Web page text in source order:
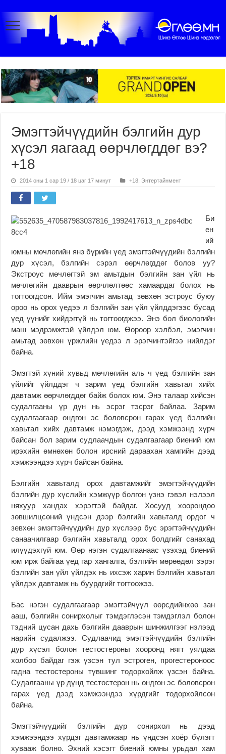
Эмэгтэйчүүдийн бэлгийн дур
хүсэл яагаад өөрчлөгддөг вэ?
+18
2014 оны 1 сар 19 / 18 цаг 17 минут +18 Энтертайнмент
Би
ен
ий
юмны мөчлөгийн янз бүрийн үед эмэгтэйчүүдийн бэлгийн
дур хүсэл, бэлгийн сэрэл өөрчлөгддөг болов уу?
Экстроус мөчлөгтэй эм амьтдын бэлгийн зан үйл нь
мөчлөгийн дааврын өөрчлөлтөөс хамаардаг болох нь
тогтоогдсон. Ийм эмэгчин амьтад зөвхөн эстроус буюу
ороо нь орох үедээ л бэлгийн зан үйл үйлддэгээс бусад
үед үүнийг хийдэггүй нь тогтоогджээ. Энэ бол биологийн
маш мэдрэмжтэй үйлдэл юм. Өөрөөр хэлбэл, эмэгчин
амьтад зөвхөн үржлийн үедээ л эрэгчинтэйгээ нийлдэг
байна.
Эмэгтэй хүний хувьд мөчлөгийн аль ч үед бэлгийн зан
үйлийг үйлддэг ч зарим үед бэлгийн хавьтал хийх
давтамж өөрчлөгддөг байж болох юм. Энэ талаар хийсэн
судалгааны үр дүн нь эсрэг тэсрэг байлаа. Зарим
судалгаагаар өндгөн эс боловсрон гарах үед бэлгийн
хавьтал хийх давтамж нэмэгдэж, дээд хэмжээнд хүрч
байсан бол зарим судлаачдын судалгаагаар биений юм
ирэхийн өмнөхөн болон ирсний дараахан хамгийн дээд
хэмжээндээ хүрч байсан байна.
Бэлгийн хавьталд орох давтамжийг эмэгтэйчүүдийн
бэлгийн дур хүслийн хэмжүүр болгон үзнэ гэвэл нэлээл
няхуур хандах хэрэгтэй байдаг. Хосууд хоорондоо
зөвшилцсөний үндсэн дээр бэлгийн хавьталд ордог ч
зевхөн эмэгтэйчүүдийн дур хүслээр бус эрэгтэйчүүдийн
санаачилгаар бэлгийн хавьталд орох болдгийг санахад
илүүдэхгүй юм. Өөр нэгэн судалгаанаас үзэхэд биений
юм ирж байгаа үед гар хангалга, бэлгийн мөрөөдөл зэрэг
бэлгийн зан үйл үйлдэх нь ихсэж харин бэлгийн хавьтал
үйлдэх давтамж нь буурдгийг тогтоожээ.
Бас нэгэн судалгаагаар эмэгтэйчүүл өөрсдийнхөө зан
ааш, бэлгийн сонирхолыг тэмдэглэсэн тэмдэглэл болон
тэдний цусан дахь бэлгийн дааврын шинжилгээг нэлээд
нарийн судалжээ. Судлаачид эмэгтэйчүүдийн бэлгийн
дур хүсэл болон тестостероны хооронд нягт уялдаа
холбоо байдаг гэж үзсэн тул эстроген, прогестероноос
гадна тестостероны түвшинг тодорхойлж үзсэн байна.
Судалгааны үр дүнд тестостерон нь өндгөн эс боловсрон
гарах үед дээд хэмжээндээ хүрдгийг тодорхойлсон
байна.
Эмэгтэйчүүдийг бэлгийн дур сонирхол нь дээд
хэмжээндээ хүрдэг давтамжаар нь үндсэн хоёр бүлэгт
хувааж болно. Эхний хэсэгт биений юмны урьдал хам